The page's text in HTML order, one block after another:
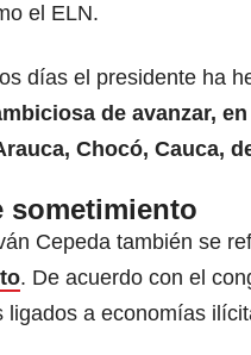
el ELN.
días el presidente ha
de avanzar,
Chocó, Cauca,
sometimiento
Cepeda también se
. De acuerdo con el
ligados a economías